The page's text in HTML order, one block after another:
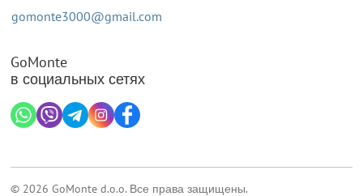
gomonte3000@gmail.com
GoMonte
в социальных сетях
© 2026 GoMonte d.o.o. Все права защищены.